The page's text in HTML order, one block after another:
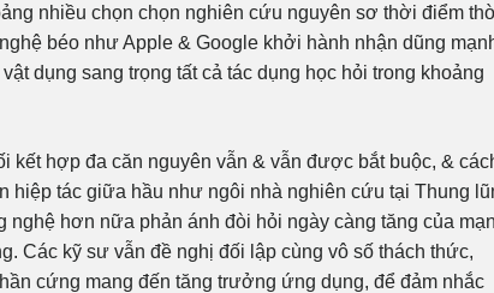
nhiều chọn chọn nghiên cứu nguyên sơ thời điểm
béo như Apple & Google khởi hành nhận dũng
dụng sang trọng tất cả tác dụng học hỏi trong khoảng
kết hợp đa căn nguyên vẫn & vẫn được bắt buộc, &
hiệp tác giữa hầu như ngôi nhà nghiên cứu tại Thung
hơn nữa phản ánh đòi hỏi ngày càng tăng của
Các kỹ sư vẫn đề nghị đối lập cùng vô số thách thức,
cứng mang đến tăng trưởng ứng dụng, để đảm nhắc